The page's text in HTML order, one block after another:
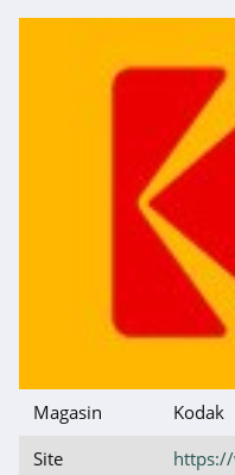
Magasin
Kodak
Site